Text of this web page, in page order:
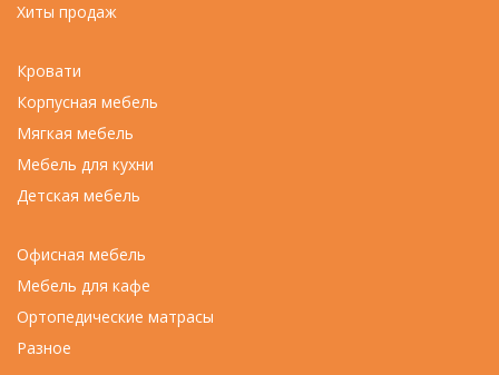
Хиты продаж
Кровати
Корпусная мебель
Мягкая мебель
Мебель для кухни
Детская мебель
Офисная мебель
Мебель для кафе
Ортопедические матрасы
Разное